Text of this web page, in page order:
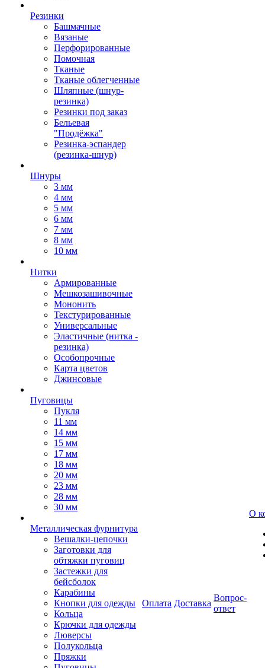
Резинки
Башмачные
Вязаные
Перфорированные
Помочная
Тканые
Тканые облегченные
Шляпные (шнур-
резинка)
Резинки под заказ
Бельевая
"Продёжка"
Резинка-эспандер
(резинка-шнур)
Шнуры
3 мм
4 мм
5 мм
6 мм
7 мм
8 мм
10 мм
Нитки
Армированные
Мешкозашивочные
Мононить
Текстурированные
Универсальные
Эластичные (нитка -
резинка)
Особопрочные
Карта цветов
Джинсовые
Пуговицы
Пукля
11 мм
14 мм
15 мм
17 мм
18 мм
20 мм
23 мм
28 мм
30 мм
Металлическая фурнитура
Вешалки-цепочки
Заготовки для
обтяжки пуговиц
Застежки для
бейсболок
Карабины
Кнопки для одежды
Кольца
Крючки для одежды
Люверсы
Полукольца
Пряжки
Оплата Доставка
Вопрос-
ответ
О